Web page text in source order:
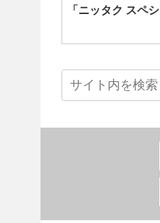
「ニッタク スペ